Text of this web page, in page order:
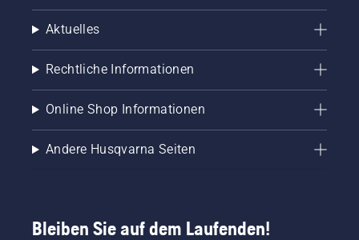
Aktuelles
Rechtliche Informationen
Online Shop Informationen
Andere Husqvarna Seiten
Bleiben Sie auf dem Laufenden!